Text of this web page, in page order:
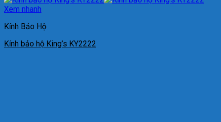
Xem nhanh
Kính Bảo Hộ
Kính bảo hộ King’s KY2222